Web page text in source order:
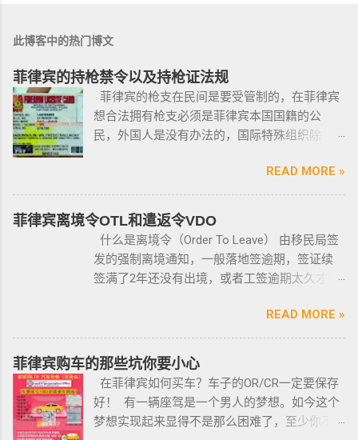
此博客中的热门博文
菲律宾的持枪禁令以及持枪证法规
菲律宾的枪支在民间是要受管制的，在菲律宾
想合法拥有枪支必须是菲律宾本国国籍的公
民，外国人是没有办法的，国际特殊组织除
格，例如，枪支的所有权，由菲律宾国家警察
局的枪支和爆炸物部门监管，该部门先进行背
景调查，再向申请人发放枪支许可证，如果想
获得枪支，这个审核的过程是必不可少的。 在
菲律宾申请合法持有枪支，申请人必须年满21
岁，并且通过背景调查，才能获得持有执照。
申请过程还包括通过药物测试丶获得法庭许可
丶精神病学检查丶国家警察许可丶参加菲律宾
宾的相关法律，一些行业的从业人员如律师丶
菲律宾律师协会的成员丶注册会计师丶有资质
的媒体从业人员丶出纳丶银行柜员丶天主教神
父丶基督教牧师丶犹太教拉比丶伊斯兰教阿訇
READ MORE »
菲律宾离境令OTL和遣返令VDO
什么是离境令（Order To Leave） 由移民局签
发的强制离境通知，一般落地签逾期，签证续
签满了2年还没有出境，或者工签逾期太久才降
工签，47a(2)签证，降签之后，也是带离境令
的，移民局要求必须离境。 多数情况下，被发
离境令，只要在规定时间内离开菲律宾，是不
会上移民局黑名单的。想了解更多最新信息欢
迎联系和咨询我们，微信：BGC998 电报
@BGC998 Whats app：+63 912-0912-222 电
话：0912-0912-222 优先使用TG免验证，咨询
READ MORE »
菲律宾购车的那些坑你要小心
在菲律宾如何买车？车子的OR/CR一定要保存
好！ 有一辆座驾是一个男人的梦想。如今这个
梦想实现起来显得不是那么困难了，至少你不